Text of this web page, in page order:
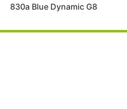
830a Blue Dynamic G8